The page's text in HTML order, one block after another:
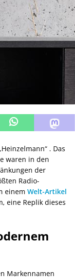
. Das
waren in den
der
Radio-
einem Welt-Artikel
eine Replik dieses
Markennamen